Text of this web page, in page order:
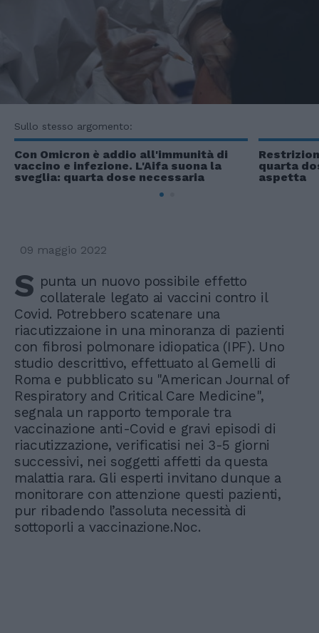
Sullo stesso argomento:
Con Omicron è addio all'immunità di
vaccino e infezione. L'Aifa suona la
sveglia: quarta dose necessaria
quarta
aspetta
09 maggio 2022
S punta un nuovo possibile effetto
collaterale legato ai vaccini contro il
Covid. Potrebbero scatenare una
riacutizzaione in una minoranza di pazienti
con fibrosi polmonare idiopatica (IPF). Uno
studio descrittivo, effettuato al Gemelli di
Roma e pubblicato su "American Journal of
Respiratory and Critical Care Medicine",
segnala un rapporto temporale tra
vaccinazione anti-Covid e gravi episodi di
riacutizzazione, verificatisi nei 3-5 giorni
successivi, nei soggetti affetti da questa
malattia rara. Gli esperti invitano dunque a
monitorare con attenzione questi pazienti,
pur ribadendo l’assoluta necessità di
sottoporli a vaccinazione.Noc.